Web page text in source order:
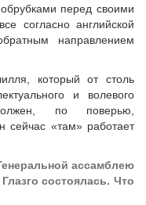
перед своими
согласно английской
направлением
который от столь
и волевого
по поверью,
сейчас «там» работает
ассамблею
состоялась. Что